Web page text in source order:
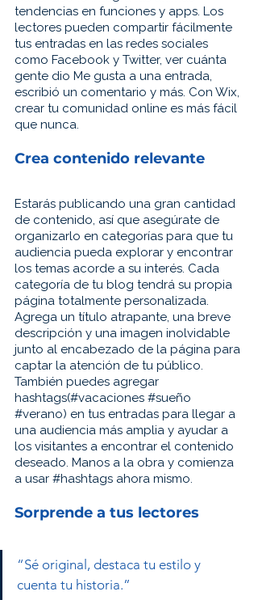
tendencias en funciones y apps. Los
lectores pueden compartir fácilmente
tus entradas en las redes sociales
como Facebook y Twitter, ver cuánta
gente dio Me gusta a una entrada,
escribió un comentario y más. Con Wix,
crear tu comunidad online es más fácil
que nunca.
Crea contenido relevante
Estarás publicando una gran cantidad
de contenido, así que asegúrate de
organizarlo en categorías para que tu
audiencia pueda explorar y encontrar
los temas acorde a su interés. Cada
categoría de tu blog tendrá su propia
página totalmente personalizada.
Agrega un título atrapante, una breve
descripción y una imagen inolvidable
junto al encabezado de la página para
captar la atención de tu público.
También puedes agregar
hashtags(#vacaciones #sueño
#verano) en tus entradas para llegar a
una audiencia más amplia y ayudar a
los visitantes a encontrar el contenido
deseado. Manos a la obra y comienza
a usar #hashtags ahora mismo.
Sorprende a tus lectores
“Sé original, destaca tu estilo y
cuenta tu historia.”